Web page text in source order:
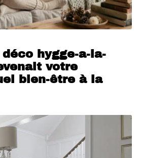
hygge-a-la-
votre
bien-être à la